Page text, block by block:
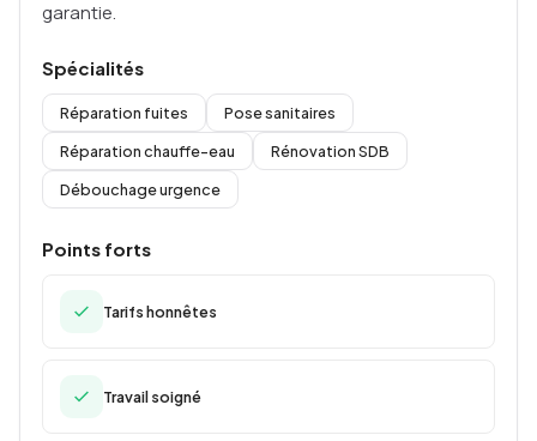
garantie.
Spécialités
Réparation fuites
Pose sanitaires
Réparation chauffe-eau
Rénovation SDB
Débouchage urgence
Points forts
Tarifs honnêtes
Travail soigné